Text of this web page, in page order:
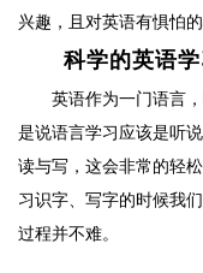
兴趣，且对英语有惧怕的
科学的英语学
英语作为一门语言，
是说语言学习应该是听
读与写，这会非常的轻
习识字、写字的时候我
过程并不难。